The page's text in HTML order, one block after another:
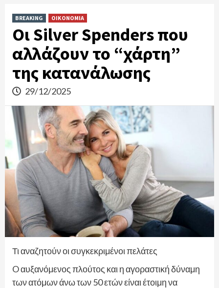
BREAKING ΟΙΚΟΝΟΜΙΑ
ΟιSilverSpenders που
αλλάζουν το “χάρτη”
της κατανάλωσης
29/12/2025
Τι αναζητούν οι συγκεκριμένοι πελάτες
O αυξανόμενος πλούτος και η αγοραστική δύναμη
των ατόμων άνω των 50 ετών είναι έτοιμη να